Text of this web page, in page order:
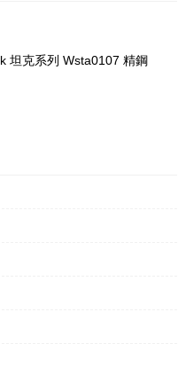
坦克系列 Wsta0107 精鋼